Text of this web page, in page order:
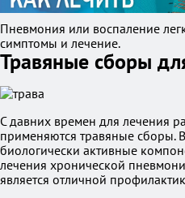
Пневмония или воспаление
симптомы и лечение.
Травяные сборы
С давних времен для лечения
применяются травяные сборы.
биологически активные
лечения хронической
является отличной